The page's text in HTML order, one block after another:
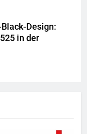
Design:
in der